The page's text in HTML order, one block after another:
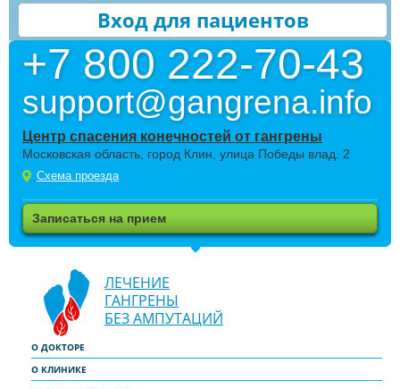
Вход для пациентов
+7 800 222-70-43
support@gangrena.info
Центр спасения конечностей от гангрены
Московская область, город Клин, улица Победы влад. 2
Схема проезда
Записаться на прием
ЛЕЧЕНИЕ
ГАНГРЕНЫ
БЕЗ АМПУТАЦИЙ
О ДОКТОРЕ
О КЛИНИКЕ